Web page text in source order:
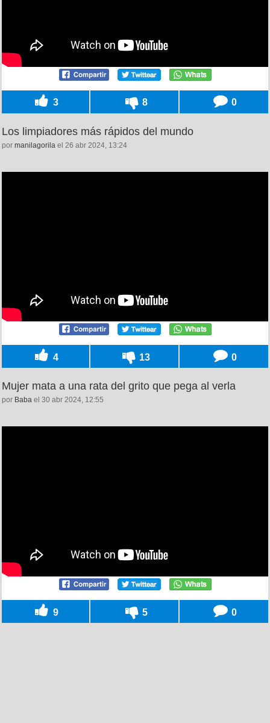
3 8 0
Los limpiadores más rápidos del mundo
por manilagorila el 26 abr 2024, 13:24
4 13 0
Mujer mata a una rata del grito que pega al verla
por Baba el 30 abr 2024, 12:55
9 5 0